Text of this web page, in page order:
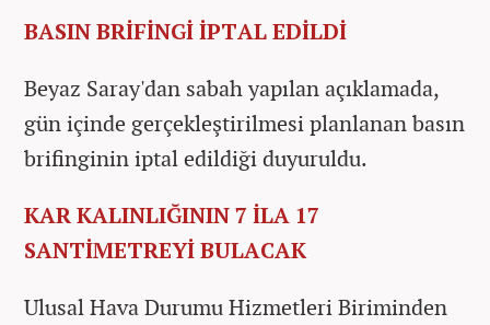
BASIN BRİFİNGİ İPTAL EDİLDİ
Beyaz Saray'dan sabah yapılan açıklamada,
gün içinde gerçekleştirilmesi planlanan basın
brifinginin iptal edildiği duyuruldu.
KAR KALINLIĞININ 7 İLA 17
SANTİMETREYİ BULACAK
Ulusal Hava Durumu Hizmetleri Biriminden